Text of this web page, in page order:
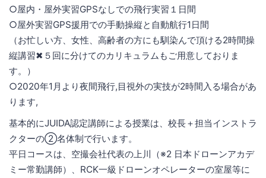
○屋内・屋外実習GPSなしでの飛行実習１日間
○屋外実習GPS援用での手動操縦と自動航行1日間
（お忙しい方、女性、高齢者の方にも馴染んで頂ける2時間操
縦講習✖５回に分けてのカリキュラムもご用意しておりま
す。）
○2020年1月より夜間飛行,目視外の実技が2時間入る場合があ
ります,
基本的にJUIDA認定講師による授業は、校長＋担当インストラ
クターの②名体制で行います。
平日コースは、空撮会社代表の上川（※2 日本ドローンアカデ
ミー常勤講師）、RCK一級ドローンオペレーターの室屋等に